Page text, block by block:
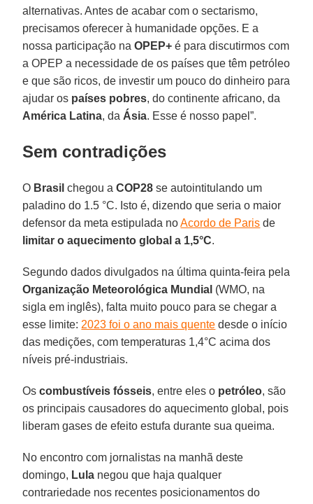
alternativas. Antes de acabar com o sectarismo,
precisamos oferecer à humanidade opções. E a
nossa participação naOPEP+ é para discutirmos com
a OPEP a necessidade de os países que têm petróleo
e que são ricos, de investir um pouco do dinheiro para
ajudar os países pobres, do continente africano, da
América Latina, da Ásia. Esse é nosso papel”.
Sem contradições
O Brasil chegou aCOP28 se autointitulando um
paladino do 1.5 °C. Isto é, dizendo que seria o maior
defensor da meta estipulada noAcordo de Paris de
limitar o aquecimento global a 1,5°C.
Segundo dados divulgados na última quinta-feira pela
Organização Meteorológica Mundial (WMO, na
sigla em inglês), falta muito pouco para se chegar a
esse limite: 2023 foi o ano mais quente desde o início
das medições, com temperaturas 1,4°C acima dos
níveis pré-industriais.
Oscombustíveis fósseis, entre eles o petróleo, são
os principais causadores do aquecimento global, pois
liberam gases de efeito estufa durante sua queima.
No encontro com jornalistas na manhã deste
domingo, Lula negou que haja qualquer
contrariedade nos recentes posicionamentos do